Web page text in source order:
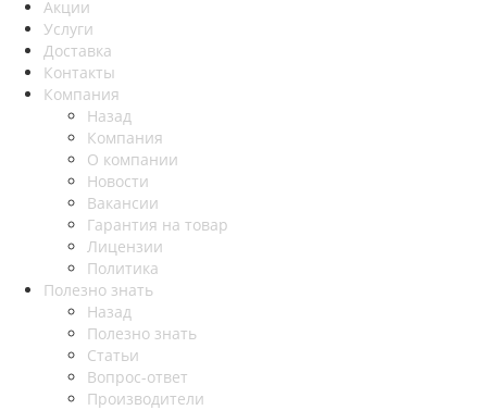
Акции
Услуги
Доставка
Контакты
Компания
Назад
Компания
О компании
Новости
Вакансии
Гарантия на товар
Лицензии
Политика
Полезно знать
Назад
Полезно знать
Статьи
Вопрос-ответ
Производители